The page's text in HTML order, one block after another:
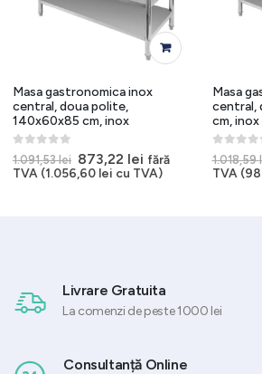
Masa gastronomica inox
central, doua polite,
140x60x85 cm, inox
0 out of 5
1.091,53lei Prețul
inițial
a
873,22 leiPrețul
curent
fără
TVA (1.056,60 lei cu TVA)
Masa
central,
cm, inox
0 out of 5
1.018,59
TVA (
Livrare Gratuita
La comenzi de peste 1000 lei
Consultanță Online